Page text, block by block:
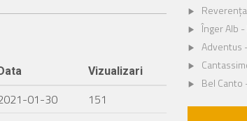
Vizualizari
01-30 151
Înger Alb -
Adventus
Bel Canto